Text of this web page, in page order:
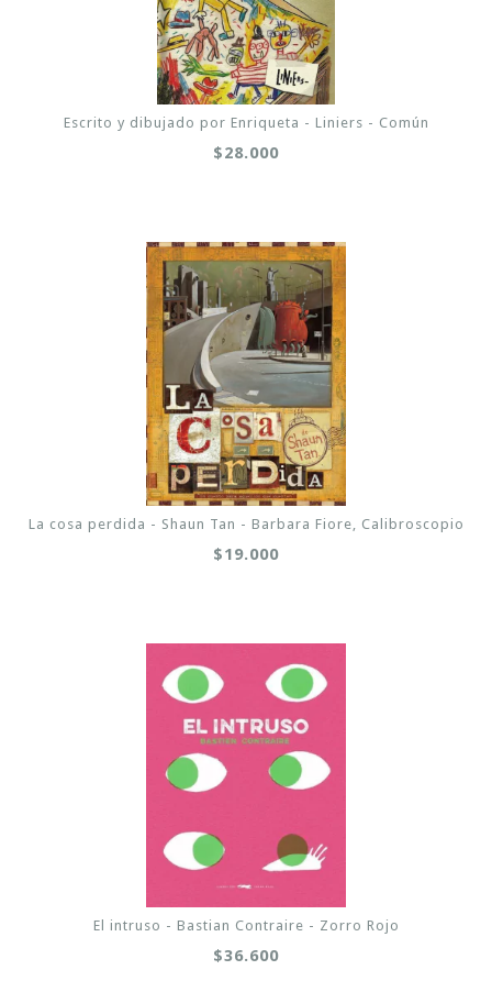
Escrito y dibujado por Enriqueta - Liniers - Común
$28.000
La cosa perdida - Shaun Tan - Barbara Fiore, Calibroscopio
$19.000
El intruso - Bastian Contraire - Zorro Rojo
$36.600